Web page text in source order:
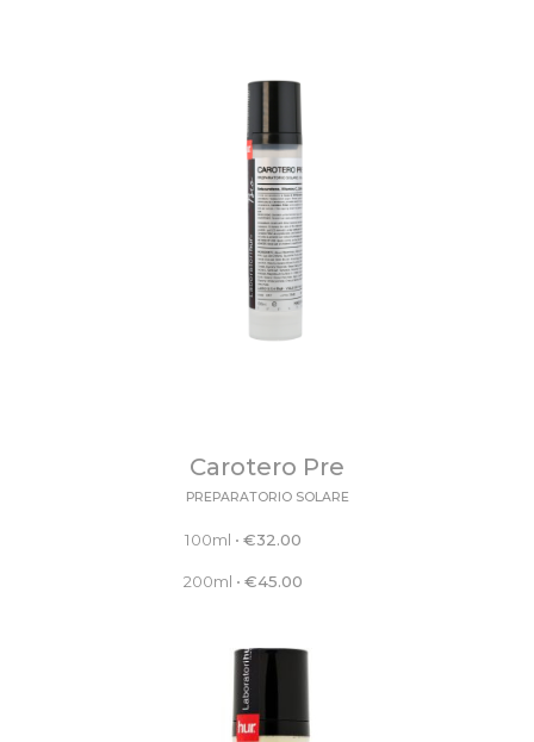
Carotero Pre
PREPARATORIO SOLARE
100ml • €32.00
200ml • €45.00